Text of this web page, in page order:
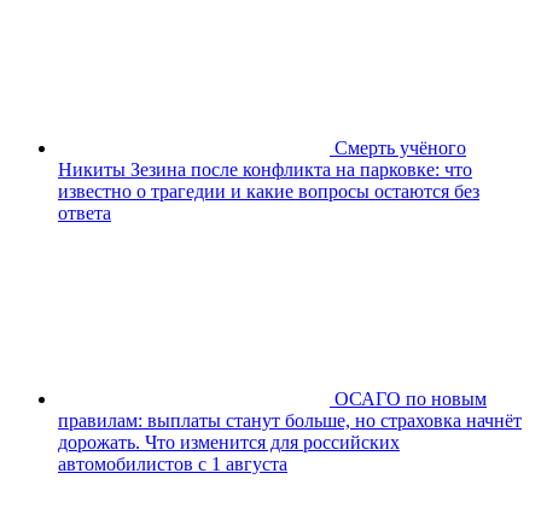
Смерть учёного
Никиты Зезина после конфликта на парковке: что
известно о трагедии и какие вопросы остаются без
ответа
ОСАГО по новым
правилам: выплаты станут больше, но страховка начнёт
дорожать. Что изменится для российских
автомобилистов с 1 августа